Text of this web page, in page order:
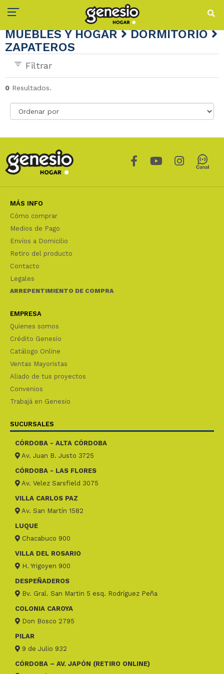
MUEBLES Y HOGAR DORMITORIO
ZAPATEROS
Filtrar
0 Resultados.
MÁS INFO
Cómo comprar
Medios de Pago
Envíos a Domicilio
Retiro del producto
Contacto
Legales
ARREPENTIMIENTO DE COMPRA
EMPRESA
Quienes somos
Crédito Genesio
Catálogo Online
Ventas Mayoristas
Aliado de tus proyectos
Convenios
Trabajá en Genesio
SUCURSALES
CÓRDOBA - ALTA CÓRDOBA
Av. Juan B. Justo 3725
CÓRDOBA - LAS FLORES
Av. Velez Sarsfield 3075
VILLA CARLOS PAZ
Av. San Martín 1582
LUQUE
Chacabuco 900
VILLA DEL ROSARIO
H. Yrigoyen 900
DESPEÑADEROS
Bv. Gral. San Martin 5 esq. Rodríguez Peña
COLONIA CAROYA
Don Bosco 2795
PILAR
9 de Julio 932
CÓRDOBA – AV. JAPÓN (RETIRO ONLINE)